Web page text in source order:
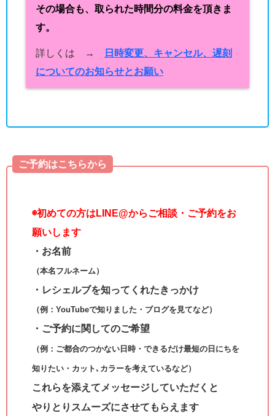
その場合も、取られた時間分の料金を頂きま
す。
詳しくは →
日時変更、キャンセル、遅刻
についてのお知らせとお願い
ご予約はこちらから
◉初めての方はLINE@からご相談・ご予約をお
願いします
・お名前
（本名フルネーム）
・レシェルブを知ってくれたきっかけ
（例：YouTubeで知りました・ブログを見てなど）
・ご予約に関してのご希望
（例：ご都合のつかない日時・できるだけ最短の日にちを
知りたい・カット､カラーを考えているなど）
これらを添えてメッセージしていただくと
やりとりスムーズにさせてもらえます